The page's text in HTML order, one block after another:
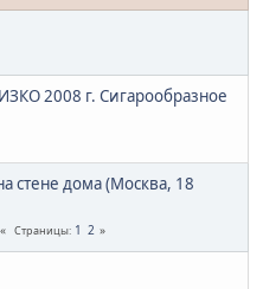
2008 г. Сигарообразное
стене дома (Москва, 18
Страницы 1 2